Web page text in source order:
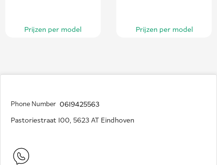
Prijzen per model Prijzen per model
Phone Number 0619425563
Pastoriestraat 100, 5623 AT Eindhoven